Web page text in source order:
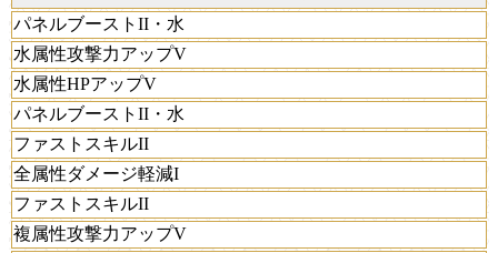
パネルブーストII・水
水属性攻撃力アップV
水属性HPアップV
パネルブーストII・水
ファストスキルII
全属性ダメージ軽減I
ファストスキルII
複属性攻撃力アップV